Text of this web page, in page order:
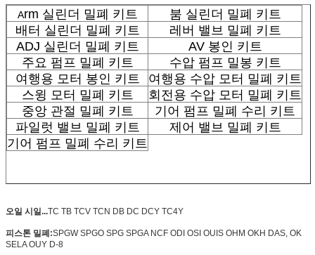
Arm 실린더 밀폐 키트
붐 실린더 밀폐 키트
배터 실린더 밀폐 키트
레버 밸브 밀폐 키트
ADJ 실린더 밀폐 키트
AV 봉인 키트
주요 펌프 밀폐 키트
수압 펌프 밀봉 키트
여행용 모터 봉인 키트
여행용 수압 모터 밀폐 키트
스윙 모터 밀폐 키트
회전용 수압 모터 밀폐 키트
중앙 관절 밀폐 키트
기어 펌프 밀폐 수리 키트
파일럿 밸브 밀폐 키트
제어 밸브 밀폐 키트
기어 펌프 밀폐 수리 키트
오일 시일...TC TB TCV TCN DB DC DCY TC4Y
피스톤 밀폐:SPGW SPGO SPG SPGA NCF ODI OSI OUIS OHM OKH DAS, OK
SELA OUY D-8